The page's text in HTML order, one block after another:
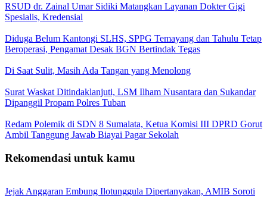
RSUD dr. Zainal Umar Sidiki Matangkan Layanan Dokter Gigi
Spesialis, Kredensial
Diduga Belum Kantongi SLHS, SPPG Temayang dan Tahulu Tetap
Beroperasi, Pengamat Desak BGN Bertindak Tegas
Di Saat Sulit, Masih Ada Tangan yang Menolong
Surat Waskat Ditindaklanjuti, LSM Ilham Nusantara dan Sukandar
Dipanggil Propam Polres Tuban
Redam Polemik di SDN 8 Sumalata, Ketua Komisi III DPRD Gorut
Ambil Tanggung Jawab Biayai Pagar Sekolah
Rekomendasi untuk kamu
Jejak Anggaran Embung Ilotunggula Dipertanyakan, AMIB Soroti